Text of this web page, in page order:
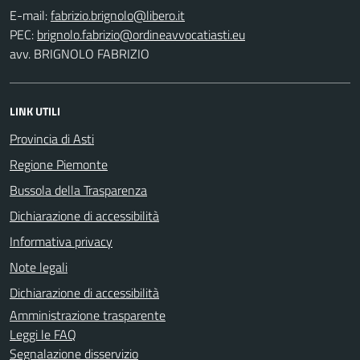
E-mail:
PEC:
avv. BRIGNOLO FABRIZIO
LINK UTILI
Provincia di Asti
Regione Piemonte
Bussola della Trasparenza
Dichiarazione di accessibilità
Informativa privacy
Note legali
Dichiarazione di accessibilità
Amministrazione trasparente
Leggi le FAQ
Segnalazione disservizio